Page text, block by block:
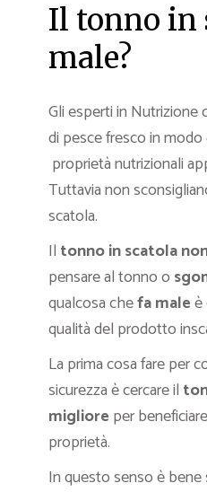
Il tonno in
male?
Gli esperti in Nutrizione
di pesce fresco in
proprietà nutrizionali
Tuttavia non
scatola.
Il tonno in scatola
pensare al tonno o
qualcosa chefamale
qualità del prodotto
La prima cosa fare per
sicurezza è cercare il
migliore per
proprietà.
In questo senso è